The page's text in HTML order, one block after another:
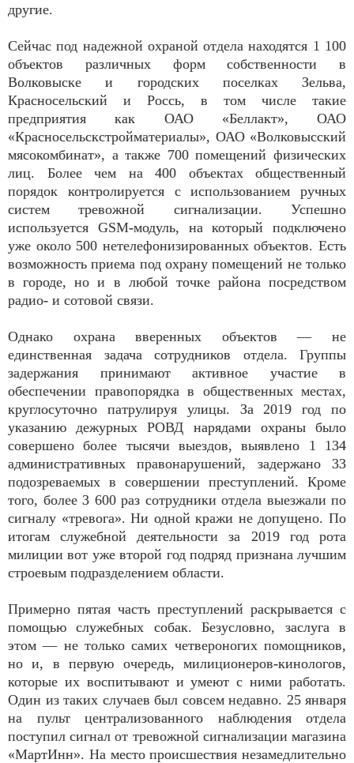
другие.
Сейчас под надежной охраной отдела находятся 1 100
объектов различных форм собственности в
Волковыске и городских поселках Зельва,
Красносельский и Россь, в том числе такие
предприятия как ОАО «Беллакт», ОАО
«Красносельскстройматериалы», ОАО «Волковысский
мясокомбинат», а также 700 помещений физических
лиц. Более чем на 400 объектах общественный
порядок контролируется с использованием ручных
систем тревожной сигнализации. Успешно
используется GSM-модуль, на который подключено
уже около 500 нетелефонизированных объектов. Есть
возможность приема под охрану помещений не только
в городе, но и в любой точке района посредством
радио- и сотовой связи.
Однако охрана вверенных объектов — не
единственная задача сотрудников отдела. Группы
задержания принимают активное участие в
обеспечении правопорядка в общественных местах,
круглосуточно патрулируя улицы. За 2019 год по
указанию дежурных РОВД нарядами охраны было
совершено более тысячи выездов, выявлено 1 134
административных правонарушений, задержано 33
подозреваемых в совершении преступлений. Кроме
того, более 3 600 раз сотрудники отдела выезжали по
сигналу «тревога». Ни одной кражи не допущено. По
итогам служебной деятельности за 2019 год рота
милиции вот уже второй год подряд признана лучшим
строевым подразделением области.
Примерно пятая часть преступлений раскрывается с
помощью служебных собак. Безусловно, заслуга в
этом — не только самих четвероногих помощников,
но и, в первую очередь, милиционеров-кинологов,
которые их воспитывают и умеют с ними работать.
Один из таких случаев был совсем недавно. 25 января
на пульт централизованного наблюдения отдела
поступил сигнал от тревожной сигнализации магазина
«МартИнн». На место происшествия незамедлительно